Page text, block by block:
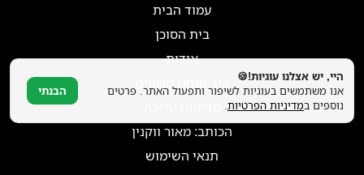
עמוד הבית
בית הסוכן
אודות
איך אנחנו משווים
הכותב: מאור ווקנין
תנאי השימוש
היי, יש אצלנו עוגיות!🍪
אנו משתמשים בעוגיות לשיפור ותפעול האתר. פרטים
נוספים במדיניות הפרטיות.
הבנתי